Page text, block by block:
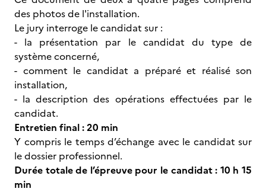
des photos de l'installation.
Le jury interroge le candidat sur :
- la présentation par le candidat du type de
système concerné,
- comment le candidat a préparé et réalisé son
installation,
- la description des opérations effectuées par le
candidat.
Entretien final : 20 min
Y compris le temps d’échange avec le candidat sur
le dossier professionnel.
Durée totale de l’épreuve pour le candidat : 10 h 15
min